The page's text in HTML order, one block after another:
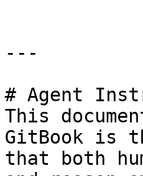
---
# Agent
This
GitBook is
that both